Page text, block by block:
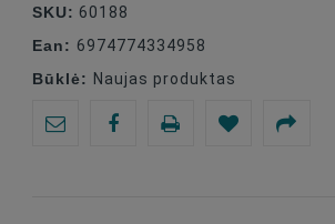
SKU: 60188
Ean: 6974774334958
Būklė: Naujas produktas